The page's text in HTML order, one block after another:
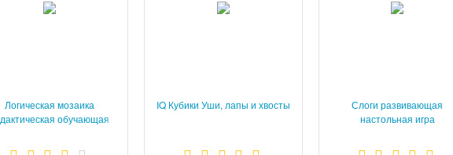
Логическая мозаика
обучающая
IQ Кубики Уши, лапы и хвосты
Слоги развивающая
настольная игра